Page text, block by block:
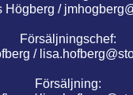
Högberg /
Försäljningschef:
/
Försäljning: